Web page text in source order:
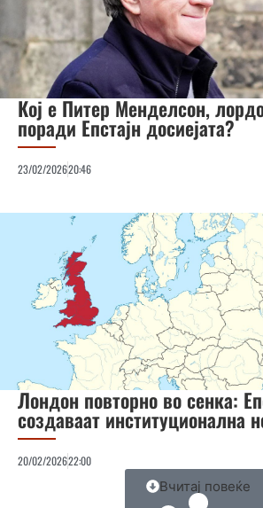
Кој е Питер Менделсон,
поради Епстајн досиејата?
23/02/202620:46
Лондон повторно во сенка:
создаваат институционална
20/02/202622:00
Вчитај повеќе